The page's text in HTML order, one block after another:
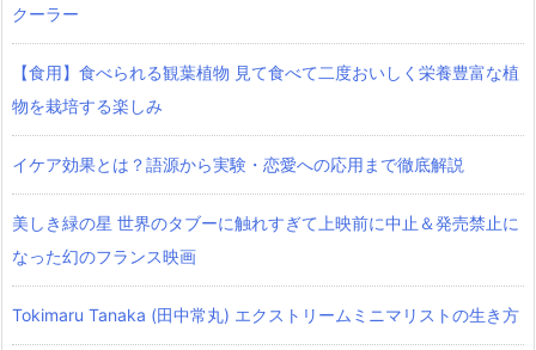
クーラー
【食用】食べられる観葉植物 見て食べて二度おいしく栄養豊富な植
物を栽培する楽しみ
イケア効果とは？語源から実験・恋愛への応用まで徹底解説
美しき緑の星 世界のタブーに触れすぎて上映前に中止＆発売禁止に
なった幻のフランス映画
Tokimaru Tanaka (田中常丸) エクストリームミニマリストの生き方